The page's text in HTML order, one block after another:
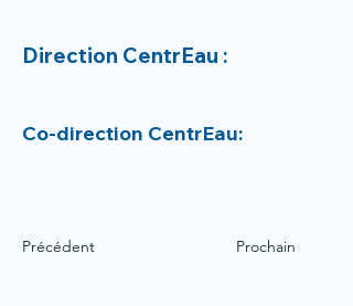
Direction CentrEau :
Co-direction CentrEau:
Précédent Prochain